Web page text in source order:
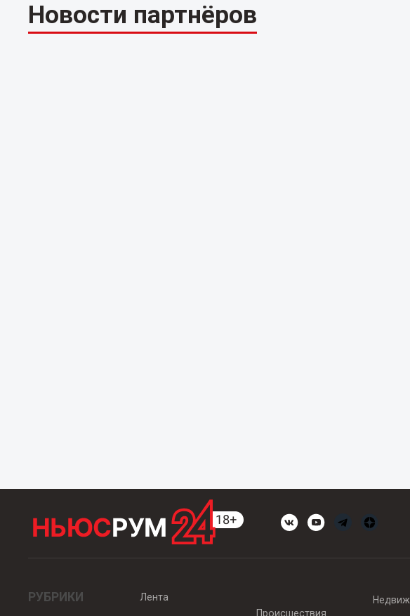
Новости партнёров
РУБРИКИ
Лента
Происшествия